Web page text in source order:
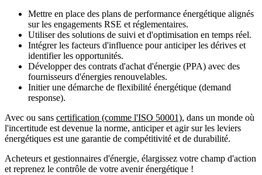
Mettre en place des plans de performance énergétique alignés
sur les engagements RSE et réglementaires.
Utiliser des solutions de suivi et d'optimisation en temps réel.
Intégrer les facteurs d'influence pour anticiper les dérives et
identifier les opportunités.
Développer des contrats d'achat d'énergie (PPA) avec des
fournisseurs d'énergies renouvelables.
Initier une démarche de flexibilité énergétique (demand
response).
Avec ou sans certification (comme l'ISO 50001), dans un monde où
l'incertitude est devenue la norme, anticiper et agir sur les leviers
énergétiques est une garantie de compétitivité et de durabilité.
Acheteurs et gestionnaires d'énergie, élargissez votre champ d'action
et reprenez le contrôle de votre avenir énergétique !